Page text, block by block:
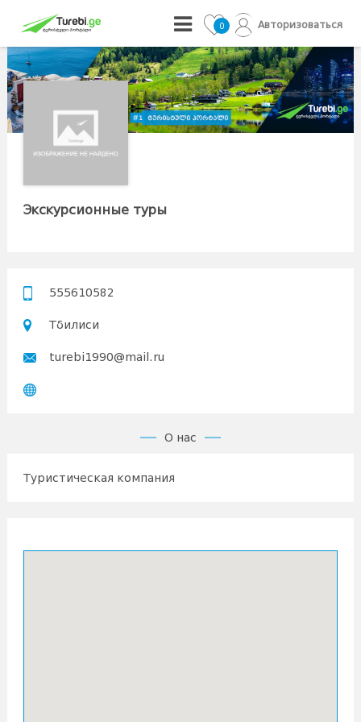
0 Авторизоваться
Экскурсионные туры
555610582
Тбилиси
turebi1990@mail.ru
О нас
Туристическая компания